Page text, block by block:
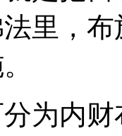
里，
内财